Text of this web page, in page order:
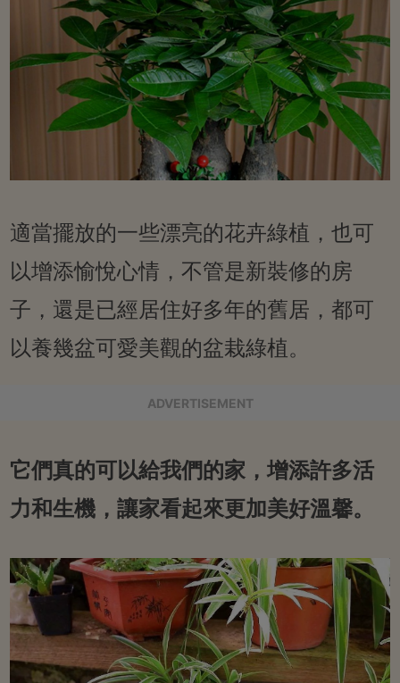
適當擺放的一些漂亮的花卉綠植，也可
以增添愉悅心情，不管是新裝修的房
子，還是已經居住好多年的舊居，都可
以養幾盆可愛美觀的盆栽綠植。
ADVERTISEMENT
它們真的可以給我們的家，增添許多活
力和生機，讓家看起來更加美好溫馨。